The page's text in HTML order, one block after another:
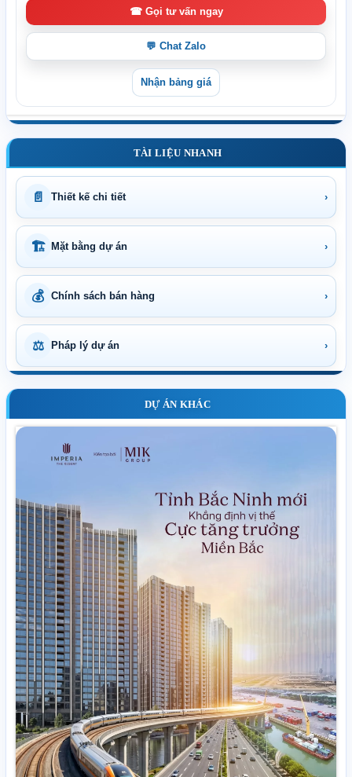
☎ Gọi tư vấn ngay
💬 Chat Zalo
Nhận bảng giá
TÀI LIỆU NHANH
📄 Thiết kế chi tiết ›
🏗 Mặt bằng dự án ›
💰 Chính sách bán hàng ›
⚖ Pháp lý dự án ›
DỰ ÁN KHÁC